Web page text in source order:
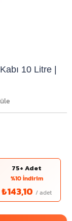
10 Litre |
75+ Adet
%10 İndirim
₺143,10